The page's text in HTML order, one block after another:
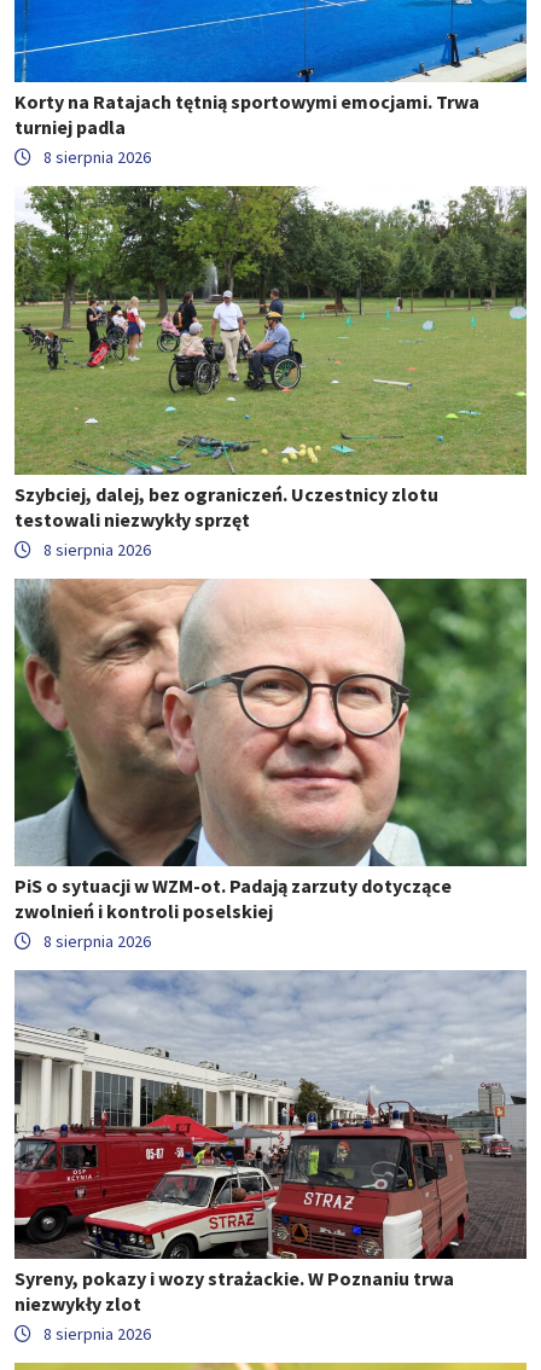
Korty na Ratajach tętnią sportowymi emocjami. Trwa
turniej padla
8 sierpnia 2026
Szybciej, dalej, bez ograniczeń. Uczestnicy zlotu
testowali niezwykły sprzęt
8 sierpnia 2026
PiS o sytuacji w WZM-ot. Padają zarzuty dotyczące
zwolnień i kontroli poselskiej
8 sierpnia 2026
Syreny, pokazy i wozy strażackie. W Poznaniu trwa
niezwykły zlot
8 sierpnia 2026